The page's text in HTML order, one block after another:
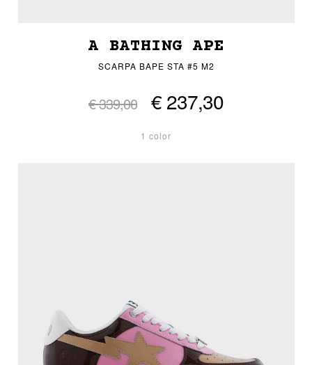
A BATHING APE
SCARPA BAPE STA #5 M2
€ 339,00 € 237,30
1 color